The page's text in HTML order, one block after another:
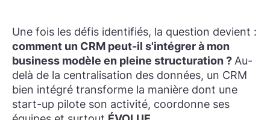
Une fois les défis identifiés, la question devient :
comment un CRM peut-il s'intégrer à mon
business modèle en pleine structuration ? Au-
delà de la centralisation des données, un CRM
bien intégré transforme la manière dont une
start-up pilote son activité, coordonne ses